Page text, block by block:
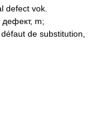
defect vok.
m;
de substitution,